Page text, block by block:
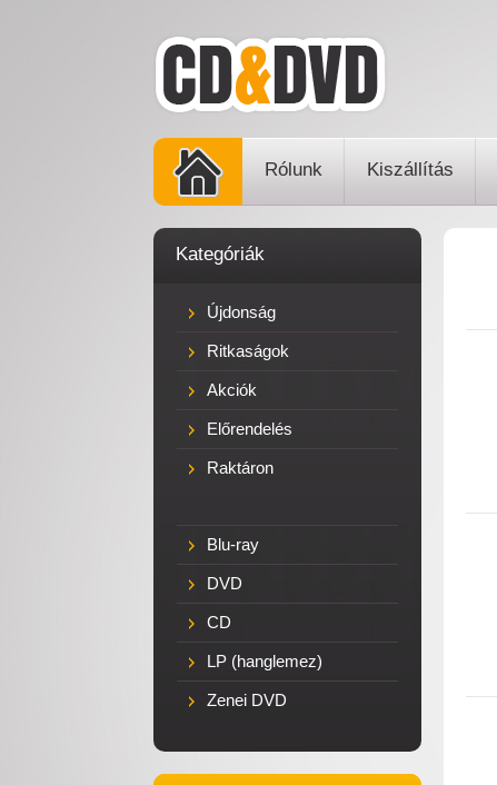
Rólunk Kiszállítás
Kategóriák
Újdonság
Ritkaságok
Akciók
Előrendelés
Raktáron
Blu-ray
DVD
CD
LP (hanglemez)
Zenei DVD